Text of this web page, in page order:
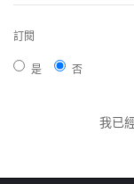
訂閱
是 否
我已